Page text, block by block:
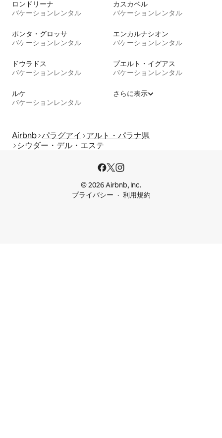
ロンドリーナ
バケーションレンタル
カスカベル
バケーションレンタル
ポンタ・グロッサ
バケーションレンタル
エンカルナシオン
バケーションレンタル
ドウラドス
バケーションレンタル
プエルト・イグアス
バケーションレンタル
ルケ
バケーションレンタル
さらに表示
Airbnb パラグアイ
アルト・パラナ県
シウダー・デル・エステ
© 2026 Airbnb, Inc.
プライバシー
利用規約